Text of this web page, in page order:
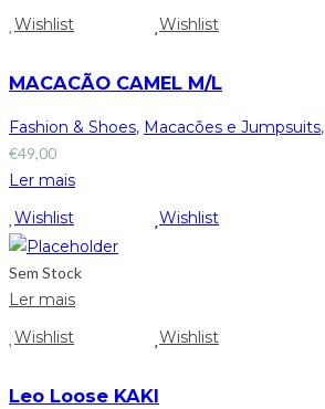
Wishlist
Wishlist
MACACÃO CAMEL M/L
Fashion & Shoes, Macacões e Jumpsuits,
€49,00
Ler mais
Wishlist
Wishlist
Sem Stock
Ler mais
Wishlist
Wishlist
Leo Loose KAKI